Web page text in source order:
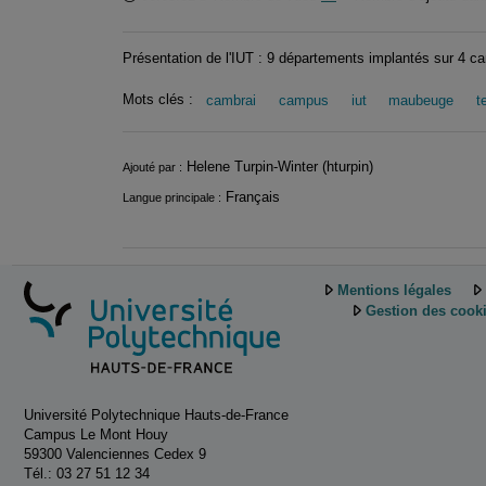
Présentation de l'IUT : 9 départements implantés sur 4
Mots clés : cambrai campus iut maubeuge
Informations
Ajouté par : Helene Turpin-Winter (hturpin)
Langue principale : Français
Université Polytechnique Hauts-de-France
Campus Le Mont Houy
59300 Valenciennes Cedex 9
Tél.: 03 27 51 12 34
Mentions légales
Gestion des